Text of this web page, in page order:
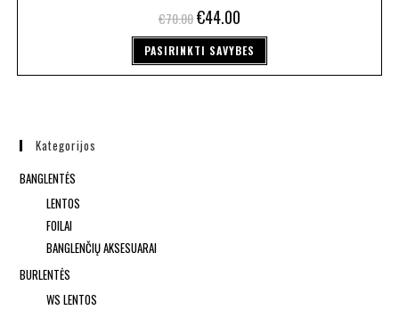
€70.00€44.00
PASIRINKTI SAVYBES
Kategorijos
BANGLENTĖS
LENTOS
FOILAI
BANGLENČIŲ AKSESUARAI
BURLENTĖS
WS LENTOS